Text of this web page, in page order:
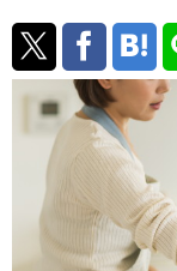
洗濯
生活の知恵
お金
掃除
マナー